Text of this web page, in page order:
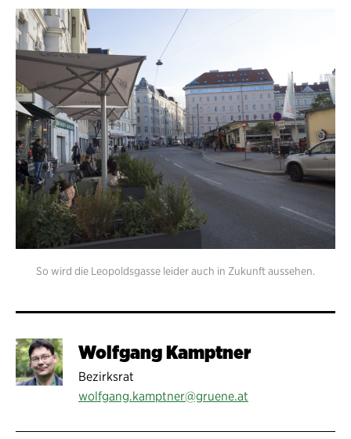
So wird die Leopoldsgasse leider auch in Zukunft aussehen.
Wolfgang Kamptner
Bezirksrat
wolfgang.kamptner@gruene.at